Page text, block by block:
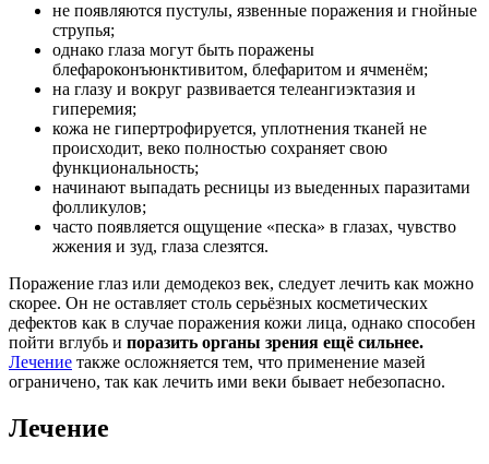
не появляются пустулы, язвенные поражения и гнойные
струпья;
однако глаза могут быть поражены
блефароконъюнктивитом, блефаритом и ячменём;
на глазу и вокруг развивается телеангиэктазия и
гиперемия;
кожа не гипертрофируется, уплотнения тканей не
происходит, веко полностью сохраняет свою
функциональность;
начинают выпадать ресницы из выеденных паразитами
фолликулов;
часто появляется ощущение «песка» в глазах, чувство
жжения и зуд, глаза слезятся.
Поражение глаз или демодекоз век, следует лечить как можно
скорее. Он не оставляет столь серьёзных косметических
дефектов как в случае поражения кожи лица, однако способен
пойти вглубь и поразить органы зрения ещё сильнее.
Лечение также осложняется тем, что применение мазей
ограничено, так как лечить ими веки бывает небезопасно.
Лечение